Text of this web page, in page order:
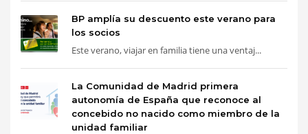
BP amplía su descuento este verano para
los socios
Este verano, viajar en familia tiene una ventaj...
La Comunidad de Madrid primera
autonomía de España que reconoce al
concebido no nacido como miembro de la
unidad familiar